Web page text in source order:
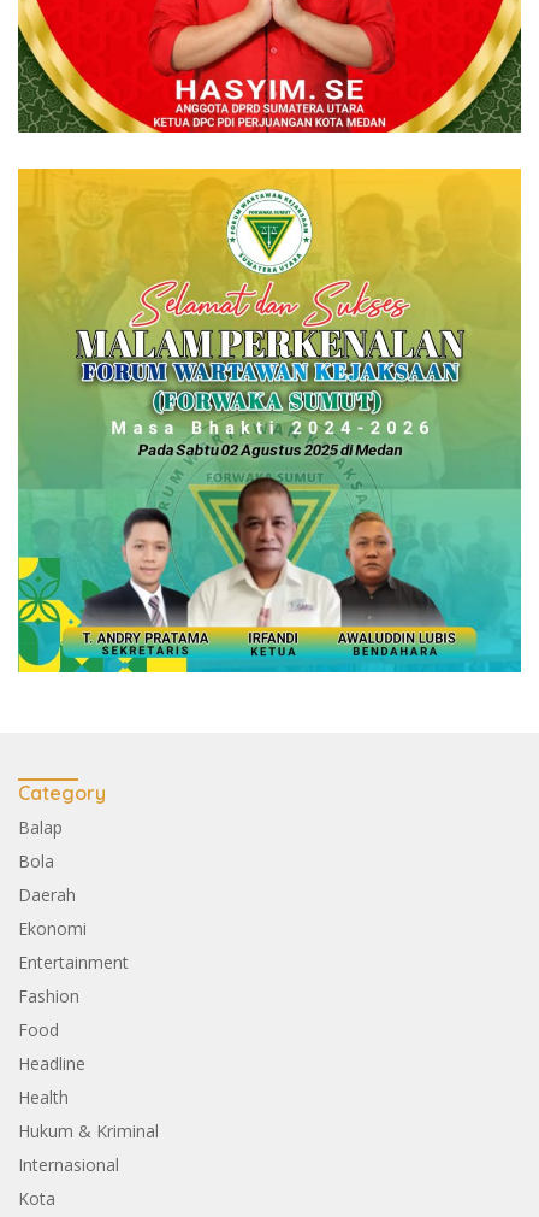
Category
Balap
Bola
Daerah
Ekonomi
Entertainment
Fashion
Food
Headline
Health
Hukum & Kriminal
Internasional
Kota